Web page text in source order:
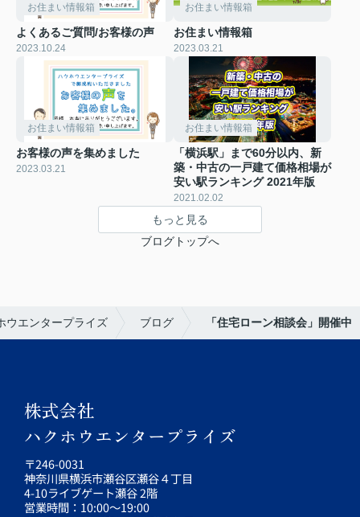
お住まい情報箱
よくあるご質問/お客様の声
2023.10.24
お住まい情報箱
お住まい情報箱
2023.03.21
お住まい情報箱
お客様の声を集めました
2023.03.21
お住まい情報箱
「横浜駅」まで60分以内、新
築・中古の一戸建て価格相場が
安い駅ランキング 2021年版
2021.02.02
もっと見る
ブログトップへ
ウエンタープライズ ブログ 「住宅ローン相談会」開催中
株式会社
ハクホウエンタープライズ
〒246-0031
神奈川県横浜市瀬谷区瀬谷４丁目
4-10ライブゲート瀬谷 2階
営業時間：10:00～19:00